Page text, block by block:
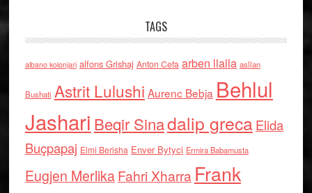
TAGS
albano kolonjari alfons Grishaj Anton Cefa arben llalla asllan
Bushati Astrit Lulushi Aurenc Bebja Behlul
Jashari Beqir Sinadalip grecaElida
Buçpapaj Elmi Berisha Enver Bytyci Ermira Babamusta
Eugjen MerlikaFahri Xharra Frank